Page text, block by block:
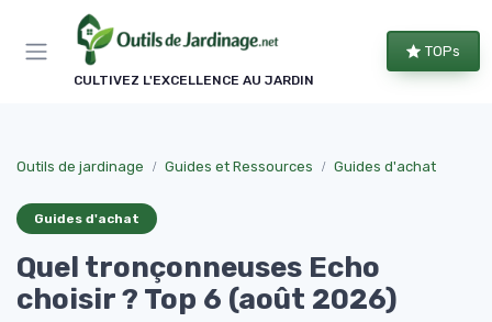
CULTIVEZ L'EXCELLENCE AU JARDIN
TOPs
Outils de jardinage Guides et Ressources Guides d'achat
Guides d'achat
Quel tronçonneuses Echo
choisir ? Top 6 (août 2026)
Panneau de gestion des cookies